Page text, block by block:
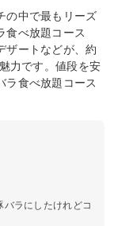
の中で最もリーズ
食べ放題コース
ザートなどが、約
力です。値段を安
ラ食べ放題コース
ラにしたけれどコ